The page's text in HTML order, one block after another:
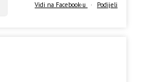
Vidi na Facebook-u · Podijeli